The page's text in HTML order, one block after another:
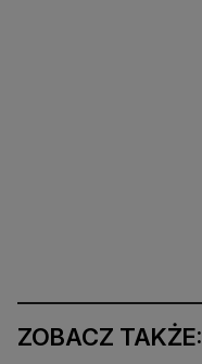
ZOBACZ TAKŻE: